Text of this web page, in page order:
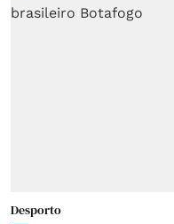
Desporto